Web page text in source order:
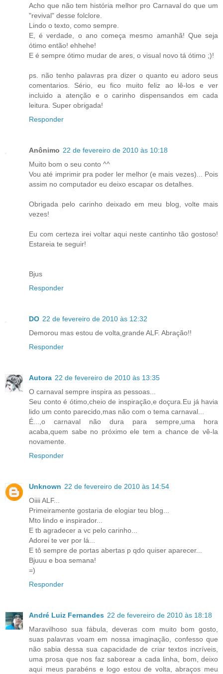
Acho que não tem história melhor pro Carnaval do que um
"revival" desse folclore.
Lindo o texto, como sempre.
E, é verdade, o ano começa mesmo amanhã! Que seja
ótimo então! ehhehe!
E é sempre ótimo mudar de ares, o visual novo tá ótimo ;)!
ps. não tenho palavras pra dizer o quanto eu adoro seus
comentarios. Sério, eu fico muito feliz ao lê-los e ver
incluido a atenção e o carinho dispensandos em cada
leitura. Super obrigada!
Responder
Anônimo 22 de fevereiro de 2010 às 10:18
Muito bom o seu conto ^^
Vou até imprimir pra poder ler melhor (e mais vezes)... Pois
assim no computador eu deixo escapar os detalhes.
Obrigada pelo carinho deixado em meu blog, volte mais
vezes!
Eu com certeza irei voltar aqui neste cantinho tão gostoso!
Estareia te seguir!
Bjus
Responder
DO 22 de fevereiro de 2010 às 12:32
Demorou mas estou de volta,grande ALF. Abração!!
Responder
Autora 22 de fevereiro de 2010 às 13:35
O carnaval sempre inspira as pessoas...
Seu conto é ótimo,cheio de inspiração,e doçura.Eu já havia
lido um conto parecido,mas não com o tema carnaval...
É...,o carnaval não dura para sempre,uma hora
acaba,quem sabe no próximo ele tem a chance de vê-la
novamente.
Responder
Unknown 22 de fevereiro de 2010 às 14:54
Oiiii ALF...
Primeiramente gostaria de elogiar teu blog...
Mto lindo e inspirador...
E tb agradecer a vc pelo carinho...
Adorei te ver por lá...
E tô sempre de portas abertas p qdo quiser aparecer...
Bjuuu e boa semana!
=)
Responder
André Luiz Fernandes 22 de fevereiro de 2010 às 18:18
Maravilhoso sua fábula, deveras com muito bom gosto,
suas palavras voam em nossa imaginação, confesso que
não sabia dessa sua capacidade de criar textos incríveis,
uma prosa que nos faz saborear a cada linha, bom, deixo
aqui meus parabéns e logo estou de volta, abraços meu